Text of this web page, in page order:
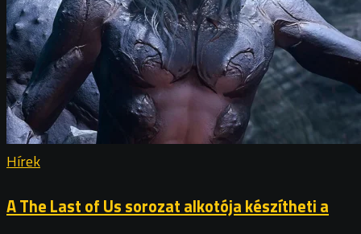
Hírek
A The Last of Us sorozat alkotója készítheti a